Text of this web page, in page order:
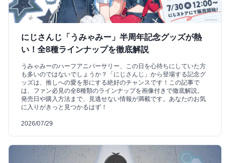
にじさんじ「うみゃみー」半周年記念グッズが熱
い！全8種ラインナップを徹底解説
うみゃみーのハーフアニバーサリー、この日を心待ちにしていた方
も多いのではないでしょうか？「にじさんじ」から登場する記念グ
ッズは、推しへの愛を形にする絶好のチャンスです！この記事で
は、ファン必見の全8種類のラインナップを画像付きで徹底解説。
発売日や購入方法まで、見逃せない情報が満載です。あなたのお気
に入りがきっと見つかるはず！
2026/07/29